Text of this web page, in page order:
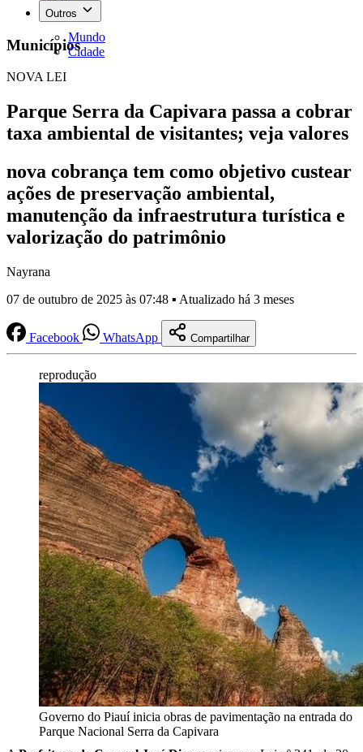
Outros
Mundo
Cidade
Municípios
NOVA LEI
Parque Serra da Capivara passa a cobrar
taxa ambiental de visitantes; veja valores
nova cobrança tem como objetivo custear
ações de preservação ambiental,
manutenção da infraestrutura turística e
valorização do patrimônio
Nayrana
07 de outubro de 2025 às 07:48 ▪ Atualizado há 3 meses
Facebook WhatsApp Compartilhar
reprodução
Governo do Piauí inicia obras de pavimentação na entrada do
Parque Nacional Serra da Capivara